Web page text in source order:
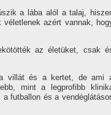
a lába alól a talaj,
azért vannak,
az életü­ket, csak
a villát és a kertet, de ami
mint a leg­profibb
futballon és a